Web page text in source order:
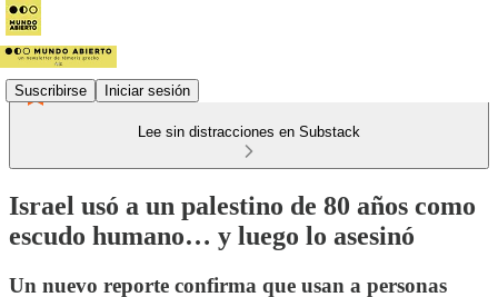
Suscribirse Iniciar sesión
Lee sin distracciones en Substack
Israel usó a un palestino de 80 años como
escudo humano… y luego lo asesinó
Un nuevo reporte confirma que usan a personas